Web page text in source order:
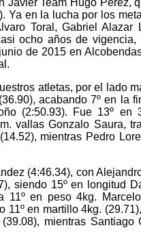
Team Hugo Pérez,
Ya en la lucha por los
Toral, Gabriel Alazar
ocho años de
de 2015 en
atletas, por el lado
acabando 7º en la
(2:50.93). Fue 13º
vallas Gonzalo Saura,
mientras Pedro
(4:46.34), con
siendo 15º en longitud
11º en peso 4kg.
11º en martillo 4kg.
mientras Santiago